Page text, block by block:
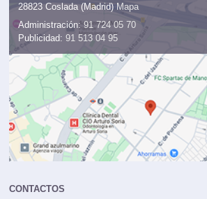
28823 Coslada (Madrid) Mapa
Administración: 91 724 05 70
Publicidad: 91 513 04 95
CONTACTOS